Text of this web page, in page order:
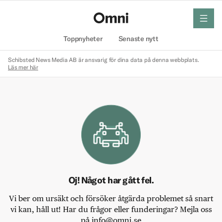
Toppnyheter Senaste nytt
meny
Schibsted News Media AB är ansvarig för dina data på denna webbplats.
Läs mer här
Oj! Något har gått fel.
Vi ber om ursäkt och försöker åtgärda problemet så snart
vi kan, håll ut! Har du frågor eller funderingar? Mejla oss